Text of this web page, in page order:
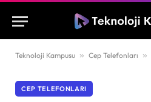
Teknoloji Kampusu » Cep Telefonları »
CEP TELEFONLARI